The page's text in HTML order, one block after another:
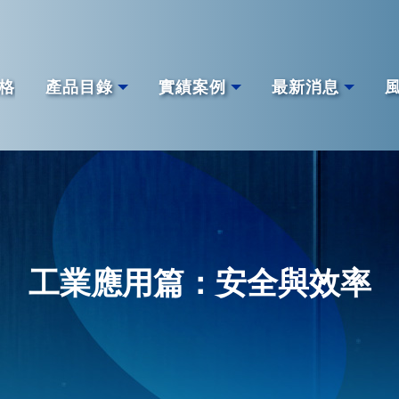
產品目錄 實績案例 最新消息
工業應用篇：安全與效率